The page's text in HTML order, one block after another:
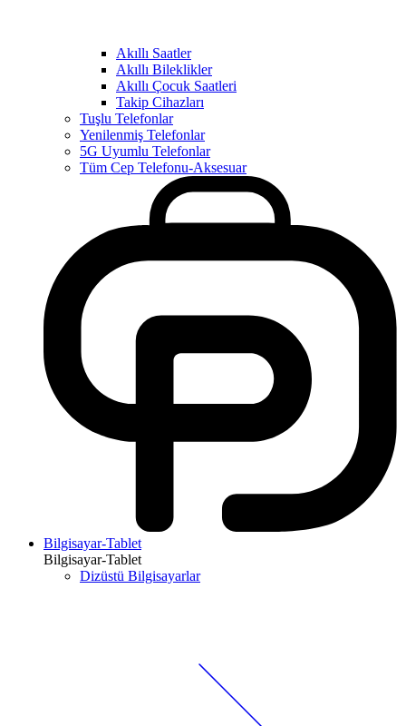
Akıllı Saatler
Akıllı Bileklikler
Akıllı Çocuk Saatleri
Takip Cihazları
Tuşlu Telefonlar
Yenilenmiş Telefonlar
5G Uyumlu Telefonlar
Tüm Cep Telefonu-Aksesuar
Bilgisayar-Tablet
Bilgisayar-Tablet
Dizüstü Bilgisayarlar